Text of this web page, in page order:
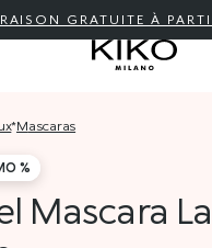
GRATUITE À
* mascaras
%
Mascara